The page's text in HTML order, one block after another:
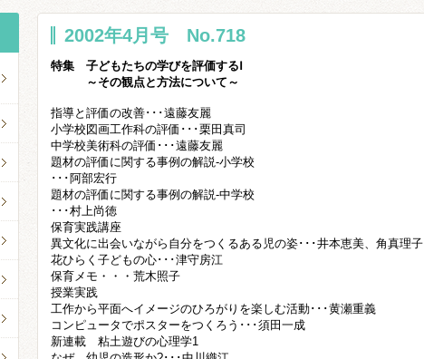
2002年4月号 No.718
特集 子どもたちの学びを評価するⅠ
～その観点と方法について～
指導と評価の改善･･･遠藤友麗
小学校図画工作科の評価･･･栗田真司
中学校美術科の評価･･･遠藤友麗
題材の評価に関する事例の解説-小学校
･･･阿部宏行
題材の評価に関する事例の解説-中学校
･･･村上尚徳
保育実践講座
異文化に出会いながら自分をつくるある児の姿･･･井本恵美、角真理子
花ひらく子どもの心･･･津守房江
保育メモ・・・荒木照子
授業実践
工作から平面へイメージのひろがりを楽しむ活動･･･黄瀬重義
コンピュータでポスターをつくろう･･･須田一成
新連載 粘土遊びの心理学1